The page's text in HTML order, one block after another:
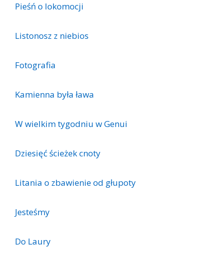
Pieśń o lokomocji
Listonosz z niebios
Fotografia
Kamienna była ława
W wielkim tygodniu w Genui
Dziesięć ścieżek cnoty
Litania o zbawienie od głupoty
Jesteśmy
Do Laury